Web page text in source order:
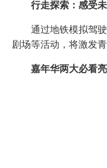
行走探索：感受
通过地铁模拟驾
剧场等活动，将激发
嘉年华两大必看